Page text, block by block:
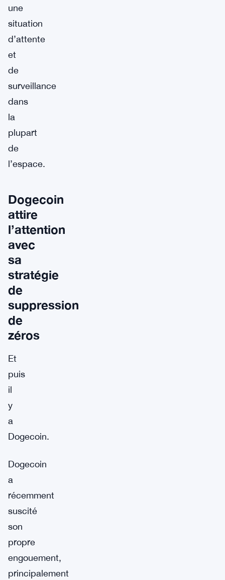
une
situation
d’attente
et
de
surveillance
dans
la
plupart
de
l’espace.
Dogecoin
attire
l’attention
avec
sa
stratégie
de
suppression
de
zéros
Et
puis
il
y
a
Dogecoin.
Dogecoin
a
récemment
suscité
son
propre
engouement,
principalement